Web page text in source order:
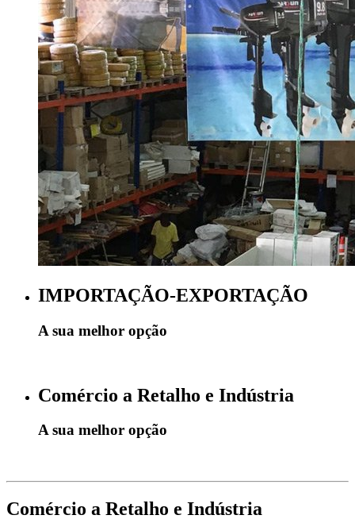
IMPORTAÇÃO-EXPORTAÇÃO
A sua melhor opção
Comércio a Retalho e Indústria
A sua melhor opção
Comércio a Retalho e Indústria